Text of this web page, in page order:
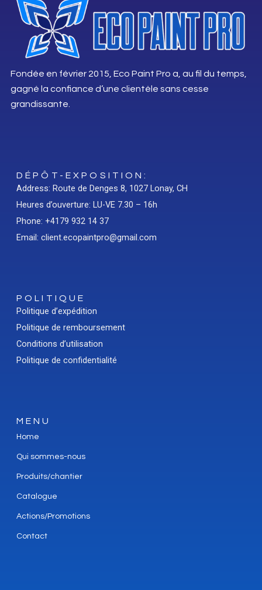
Fondée en février 2015, Eco Paint Pro a, au fil du temps,
gagné la confiance d’une clientèle sans cesse
grandissante.
DÉPÔT-EXPOSITION:
Address: Route de Denges 8, 1027 Lonay, CH
Heures d’ouverture: LU-VE 7.30 – 16h
Phone: +4179 932 14 37
Email: client.ecopaintpro@gmail.com
POLITIQUE
Politique d’expédition
Politique de remboursement
Conditions d’utilisation
Politique de confidentialité
MENU
Home
Qui sommes-nous
Produits/chantier
Catalogue
Actions/Promotions
Contact